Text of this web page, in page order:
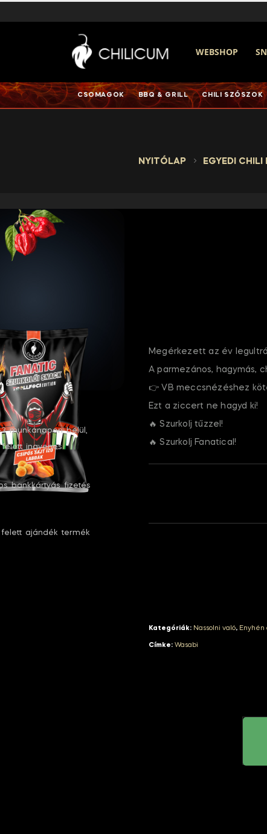
WEBSHOP
CSOMAGOK BBQ & GRILL CHILI SZÓSZOK
NYITÓLAP EGYEDI
3 munkanapon belül,
ingyenes
bankkártyás fizetés
ajándék termék
Megérkezett az év
A parmezános, hagymás,
👉 VB meccsnézéshez
Ezt a ziccert ne hagyd ki!
🔥 Szurkolj tűzzel!
🔥 Szurkolj Fanatical!
Kategóriák: Nassolni való, Enyhén
Címke: Wasabi